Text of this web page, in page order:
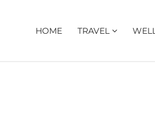
HOME TRAVEL